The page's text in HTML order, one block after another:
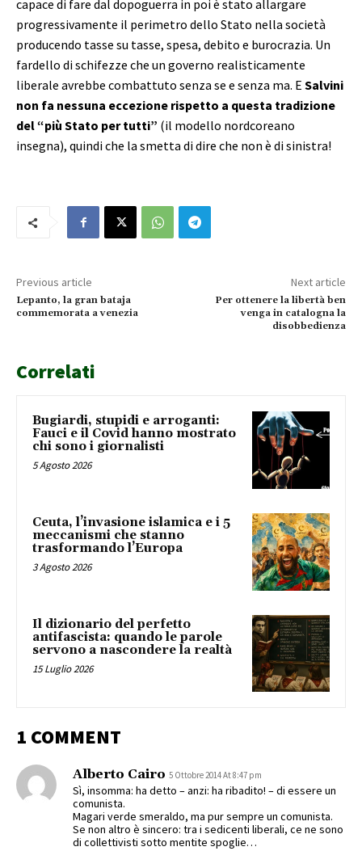
capace di fare dal dopoguerra in poi è stato allargare
progressivamente il perimetro dello Stato nella società
producendo tasse su tasse, spesa, debito e burocrazia. Un
fardello di schifezze che un governo realisticamente
liberale avrebbe combattuto senza se e senza ma. E Salvini
non fa nessuna eccezione rispetto a questa tradizione
del “più Stato per tutti” (il modello nordcoreano
insegna), quindi che la smetta di dire che non è di sinistra!
Previous article
Lepanto, la gran bataja
commemorata a venezia
Next article
Per ottenere la libertà ben
venga in catalogna la
disobbedienza
Correlati
Bugiardi, stupidi e arroganti:
Fauci e il Covid hanno mostrato
chi sono i giornalisti
5 Agosto 2026
Ceuta, l’invasione islamica e i 5
meccanismi che stanno
trasformando l’Europa
3 Agosto 2026
Il dizionario del perfetto
antifascista: quando le parole
servono a nascondere la realtà
15 Luglio 2026
1 COMMENT
Alberto Cairo 5 Ottobre 2014 At 8:47 pm
Sì, insomma: ha detto – anzi: ha ribadito! – di essere un
comunista.
Magari verde smeraldo, ma pur sempre un comunista.
Se non altro è sincero: tra i sedicenti liberali, ce ne sono
di collettivisti sotto mentite spoglie…